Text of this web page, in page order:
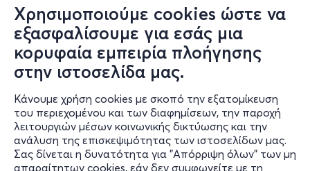
Χρησιμοποιούμε cookies ώστε να
εξασφαλίσουμε για εσάς μια
κορυφαία εμπειρία πλοήγησης
στην ιστοσελίδα μας.
Κάνουμε χρήση cookies με σκοπό την εξατομίκευση
του περιεχομένου και των διαφημίσεων, την παροχή
λειτουργιών μέσων κοινωνικής δικτύωσης και την
ανάλυση της επισκεψιμότητας των ιστοσελίδων μας.
Σας δίνεται η δυνατότητα για "Απόρριψη όλων" των μη
απαραίτητων cookies, εάν δεν συμφωνείτε με τη
Αλλά σαν αυτό που συμβαίνει τώρα.
Οι ζωντανές εμφανίσεις της είναιεμπειρίες που σε
απορροφούν.
Ένα συναισθηματικό ταξίδι που ξεκινά από τον πρώτο
μέχρι το τελευταίο φως. Με μια σκηνική παρουσία
που ισορροπεί ανάμεσα στην ευαλωτότητα
και τη δύναμη, η
NAΪKA δημιουργεί μια σύνδεση με το κοινό που μοιάζει
Πληροφορίες